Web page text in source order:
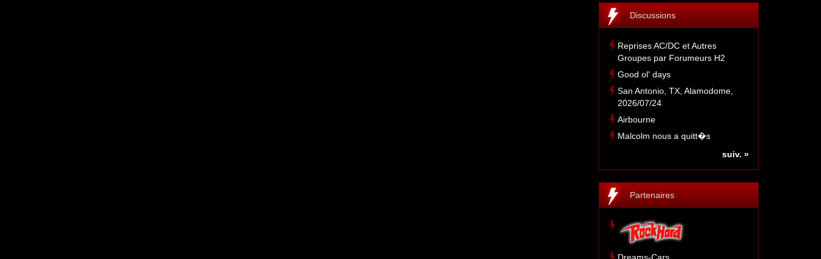
Discussions
Reprises AC/DC et Autres
Groupes par Forumeurs H2
Good ol' days
San Antonio, TX, Alamodome,
2026/07/24
Airbourne
Malcolm nous a quitt�s
suiv. »
Partenaires